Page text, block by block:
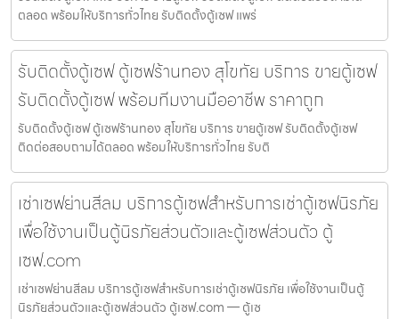
ตลอด พร้อมให้บริการทั่วไทย รับติดตั้งตู้เซฟ แพร่
รับติดตั้งตู้เซฟ ตู้เซฟร้านทอง สุโขทัย บริการ ขายตู้เซฟ
รับติดตั้งตู้เซฟ พร้อมทีมงานมืออาชีพ ราคาถูก
รับติดตั้งตู้เซฟ ตู้เซฟร้านทอง สุโขทัย บริการ ขายตู้เซฟ รับติดตั้งตู้เซฟ
ติดต่อสอบถามได้ตลอด พร้อมให้บริการทั่วไทย รับติ
เช่าเซฟย่านสีลม บริการตู้เซฟสำหรับการเช่าตู้เซฟนิรภัย
เพื่อใช้งานเป็นตู้นิรภัยส่วนตัวและตู้เซฟส่วนตัว ตู้
เซฟ.com
เช่าเซฟย่านสีลม บริการตู้เซฟสำหรับการเช่าตู้เซฟนิรภัย เพื่อใช้งานเป็นตู้
นิรภัยส่วนตัวและตู้เซฟส่วนตัว ตู้เซฟ.com — ตู้เซ